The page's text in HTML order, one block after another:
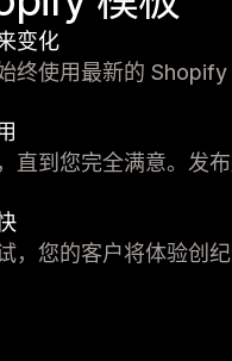
变化
终使用最新的 Shopify
直到您完全满意。发布
，您的客户将体验创